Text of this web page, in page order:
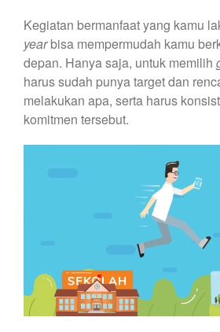
Kegiatan bermanfaat yang kamu
yearbisa mempermudah kamu
depan. Hanya saja, untuk memilih
harus sudah punya target dan
melakukan apa, serta harus
komitmen tersebut.